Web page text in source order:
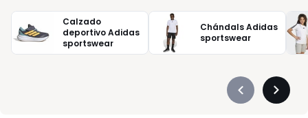
Calzado
deportivo Adidas
sportswear
Chándals Adidas
sportswear
Précédent